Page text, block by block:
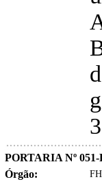
PORTARIA Nº 051-
Órgão: